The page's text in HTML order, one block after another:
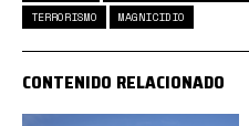
TERRORISMO
MAGNICIDIO
CONTENIDO RELACIONADO